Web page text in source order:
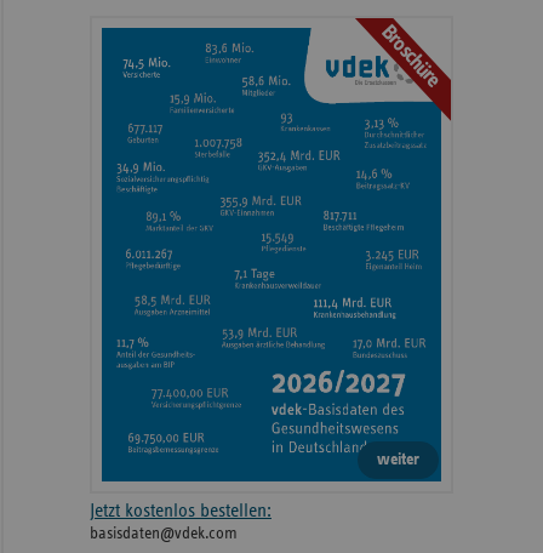
Broschüre
weiter
Jetzt kostenlos bestellen:
basisdaten@vdek.com